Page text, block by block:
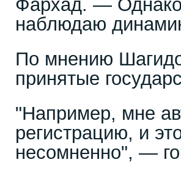
Фархад. — Однако
наблюдаю
По мнению
принятые
"Например, мне
регистрацию, и
несомненно", —